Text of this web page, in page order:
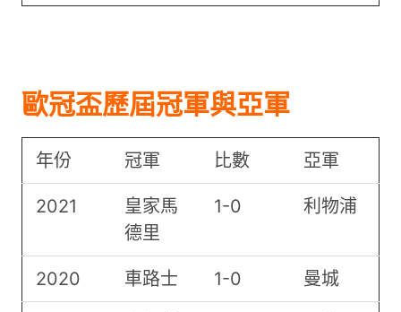
歐冠盃歷屆冠軍與亞軍
年份 冠軍 比數 亞軍
2021
皇家馬
德里
1-0 利物浦
2020 車路士 1-0 曼城